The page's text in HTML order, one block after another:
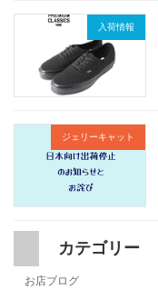
入荷情報
ジェリーキャット
カテゴリー
お店ブログ